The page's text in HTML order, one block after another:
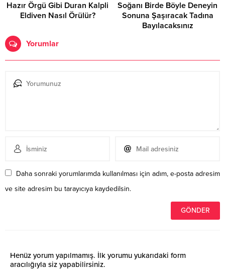
Hazır Örgü Gibi Duran Kalpli
Eldiven Nasıl Örülür?
Soğanı Birde Böyle Deneyin
Sonuna Şaşıracak Tadına
Bayılacaksınız
Yorumlar
Daha sonraki yorumlarımda kullanılması için adım, e-posta adresim
ve site adresim bu tarayıcıya kaydedilsin.
Henüz yorum yapılmamış. İlk yorumu yukarıdaki form
aracılığıyla siz yapabilirsiniz.